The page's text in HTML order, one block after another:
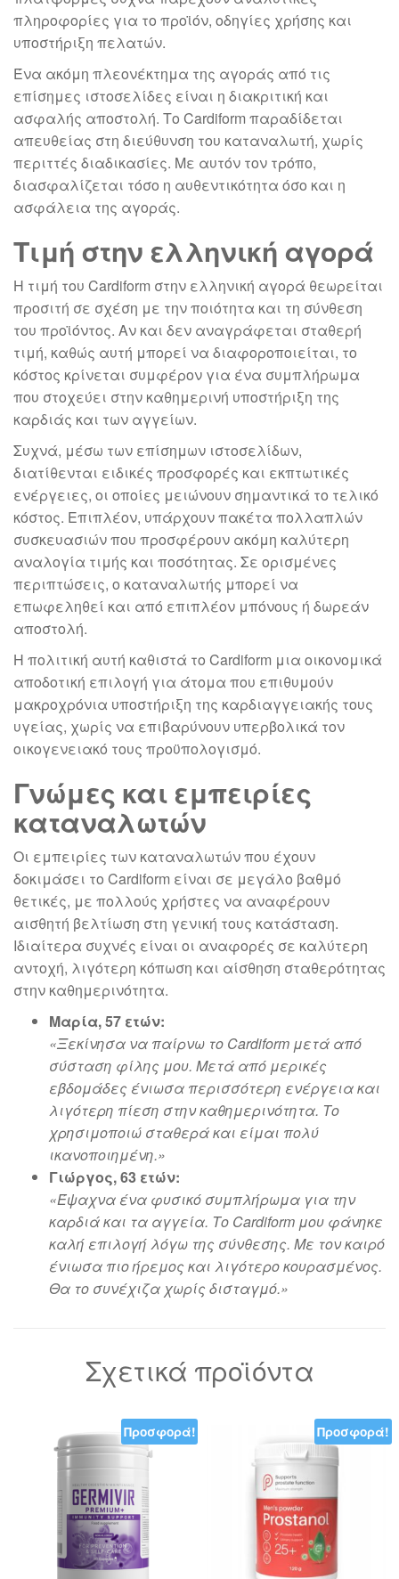
πληροφορίες για το προϊόν, οδηγίες χρήσης και
υποστήριξη πελατών.
Ένα ακόμη πλεονέκτημα της αγοράς από τις
επίσημες ιστοσελίδες είναι η διακριτική και
ασφαλής αποστολή. Το Cardiform παραδίδεται
απευθείας στη διεύθυνση του καταναλωτή, χωρίς
περιττές διαδικασίες. Με αυτόν τον τρόπο,
διασφαλίζεται τόσο η αυθεντικότητα όσο και η
ασφάλεια της αγοράς.
Τιμή στην ελληνική αγορά
Η τιμή του Cardiform στην ελληνική αγορά θεωρείται
προσιτή σε σχέση με την ποιότητα και τη σύνθεση
του προϊόντος. Αν και δεν αναγράφεται σταθερή
τιμή, καθώς αυτή μπορεί να διαφοροποιείται, το
κόστος κρίνεται συμφέρον για ένα συμπλήρωμα
που στοχεύει στην καθημερινή υποστήριξη της
καρδιάς και των αγγείων.
Συχνά, μέσω των επίσημων ιστοσελίδων,
διατίθενται ειδικές προσφορές και εκπτωτικές
ενέργειες, οι οποίες μειώνουν σημαντικά το τελικό
κόστος. Επιπλέον, υπάρχουν πακέτα πολλαπλών
συσκευασιών που προσφέρουν ακόμη καλύτερη
αναλογία τιμής και ποσότητας. Σε ορισμένες
περιπτώσεις, ο καταναλωτής μπορεί να
επωφεληθεί και από επιπλέον μπόνους ή δωρεάν
αποστολή.
Η πολιτική αυτή καθιστά το Cardiform μια οικονομικά
αποδοτική επιλογή για άτομα που επιθυμούν
μακροχρόνια υποστήριξη της καρδιαγγειακής τους
υγείας, χωρίς να επιβαρύνουν υπερβολικά τον
οικογενειακό τους προϋπολογισμό.
Γνώμες και εμπειρίες
καταναλωτών
Οι εμπειρίες των καταναλωτών που έχουν
δοκιμάσει το Cardiform είναι σε μεγάλο βαθμό
θετικές, με πολλούς χρήστες να αναφέρουν
αισθητή βελτίωση στη γενική τους κατάσταση.
Ιδιαίτερα συχνές είναι οι αναφορές σε καλύτερη
αντοχή, λιγότερη κόπωση και αίσθηση σταθερότητας
στην καθημερινότητα.
Μαρία, 57 ετών:
«Ξεκίνησα να παίρνω το Cardiform μετά από
σύσταση φίλης μου. Μετά από μερικές
εβδομάδες ένιωσα περισσότερη ενέργεια και
λιγότερη πίεση στην καθημερινότητα. Το
χρησιμοποιώ σταθερά και είμαι πολύ
ικανοποιημένη.»
Γιώργος, 63 ετών:
«Έψαχνα ένα φυσικό συμπλήρωμα για την
καρδιά και τα αγγεία. Το Cardiform μου φάνηκε
καλή επιλογή λόγω της σύνθεσης. Με τον καιρό
ένιωσα πιο ήρεμος και λιγότερο κουρασμένος.
Θα το συνέχιζα χωρίς δισταγμό.»
Σχετικά προϊόντα
Προσφορά! Προσφορά!